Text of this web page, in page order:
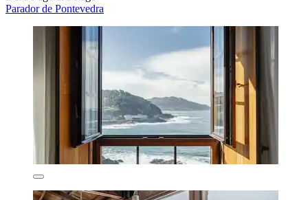
Parador de Pontevedra